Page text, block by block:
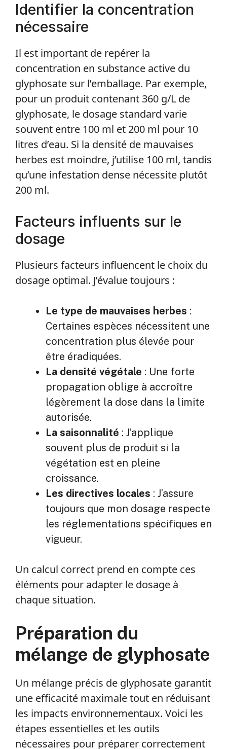
Identifier la concentration
nécessaire
Il est important de repérer la
concentration en substance active du
glyphosate sur l’emballage. Par exemple,
pour un produit contenant 360 g/L de
glyphosate, le dosage standard varie
souvent entre 100 ml et 200 ml pour 10
litres d’eau. Si la densité de mauvaises
herbes est moindre, j’utilise 100 ml, tandis
qu’une infestation dense nécessite plutôt
200 ml.
Facteurs influents sur le
dosage
Plusieurs facteurs influencent le choix du
dosage optimal. J’évalue toujours :
Le type de mauvaises herbes :
Certaines espèces nécessitent une
concentration plus élevée pour
être éradiquées.
La densité végétale : Une forte
propagation oblige à accroître
légèrement la dose dans la limite
autorisée.
La saisonnalité : J’applique
souvent plus de produit si la
végétation est en pleine
croissance.
Les directives locales : J’assure
toujours que mon dosage respecte
les réglementations spécifiques en
vigueur.
Un calcul correct prend en compte ces
éléments pour adapter le dosage à
chaque situation.
Préparation du
mélange de glyphosate
Un mélange précis de glyphosate garantit
une efficacité maximale tout en réduisant
les impacts environnementaux. Voici les
étapes essentielles et les outils
nécessaires pour préparer correctement